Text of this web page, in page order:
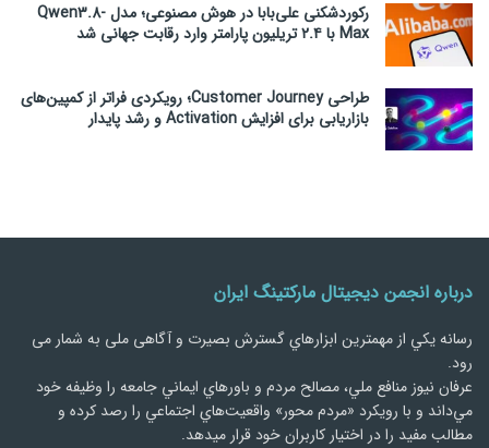
رکوردشکنی علی‌بابا در هوش مصنوعی؛ مدل Qwen3.8-
Max با ۲.۴ تریلیون پارامتر وارد رقابت جهانی شد
طراحی Customer Journey؛ رویکردی فراتر از کمپین‌های
بازاریابی برای افزایش Activation و رشد پایدار
درباره انجمن دیجیتال مارکتینگ ایران
رسانه يكي از مهمترین ابزارهاي گسترش بصیرت و آگاهی ملی به شمار می
رود.
عرفان نیوز منافع ملي، مصالح مردم و باورهاي ايماني جامعه را وظيفه خود
مي‌داند و با رويكرد «مردم‌ محور» واقعيت‌هاي اجتماعي را رصد کرده و
مطالب مفید را در اختیار کاربران خود قرار میدهد.